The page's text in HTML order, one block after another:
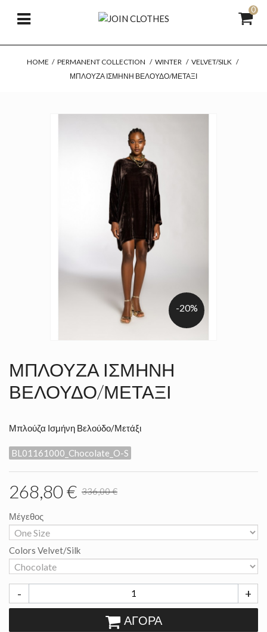
0
HOME / PERMANENT COLLECTION / WINTER / VELVET/SILK /
ΜΠΛΟΎΖΑ ΙΣΜΉΝΗ ΒΕΛΟΎΔΟ/ΜΕΤΆΞΙ
-20%
ΜΠΛΟΎΖΑ ΙΣΜΉΝΗ
ΒΕΛΟΎΔΟ/ΜΕΤΆΞΙ
Μπλούζα Ισμήνη Βελούδο/Μετάξι
BL01161000_Chocolate_O-S
268,80 € 336,00 €
Μέγεθος
Colors Velvet/Silk
- +
ΑΓΟΡΆ